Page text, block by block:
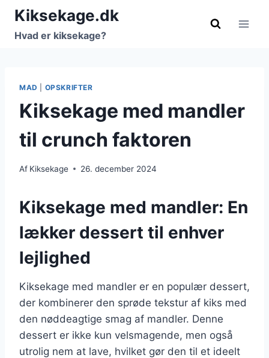
Fortsæt
indhold
Kiksekage.dk
Hvad er kiksekage?
MAD OPSKRIFTER
Kiksekage med mandler
til crunch faktoren
Af Kiksekage 26. december 2024
Kiksekage med mandler: En
lækker dessert til enhver
lejlighed
Kiksekage med mandler er en populær dessert,
der kombinerer den sprøde tekstur af kiks med
den nøddeagtige smag af mandler. Denne
dessert er ikke kun velsmagende, men også
utrolig nem at lave, hvilket gør den til et ideelt